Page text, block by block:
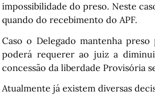
impossibilidade do preso. Neste
quando do recebimento do APF.
Caso o Delegado mantenha
poderá requerer ao juiz a
concessão da liberdade Provisória
Atualmente já existem diversas